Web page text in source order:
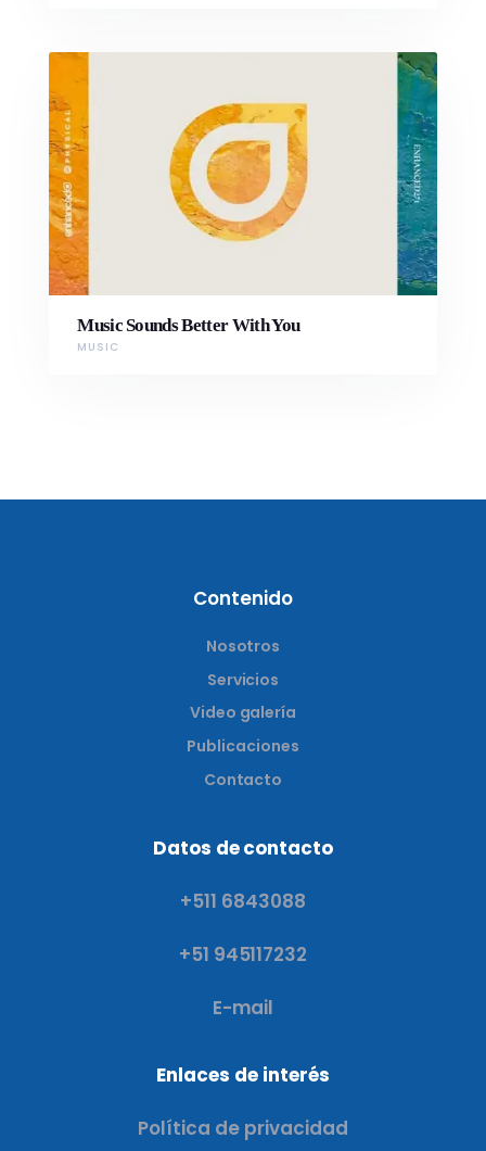
Music Sounds Better With You
MUSIC
Contenido
Nosotros
Servicios
Video galería
Publicaciones
Contacto
Datos de contacto
+511 6843088
+51 945117232
E-mail
Enlaces de interés
Política de privacidad